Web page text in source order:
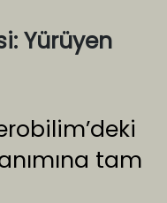
Yürüyen
tam